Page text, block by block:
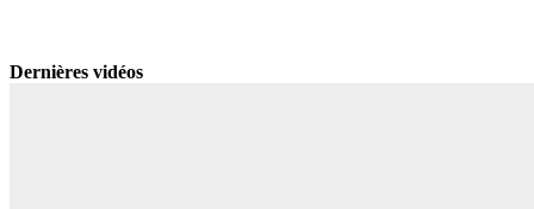
Dernières vidéos